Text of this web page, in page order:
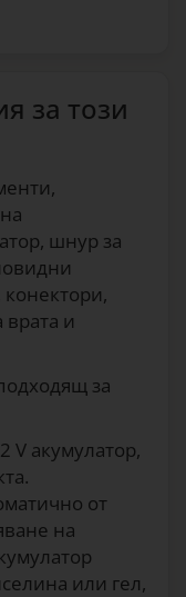
за този
шнур за
и
за
V акумулатор,
от
на
или гел,